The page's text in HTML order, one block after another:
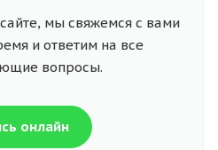
мы свяжемся с вами
и ответим на все
вопросы.
онлайн